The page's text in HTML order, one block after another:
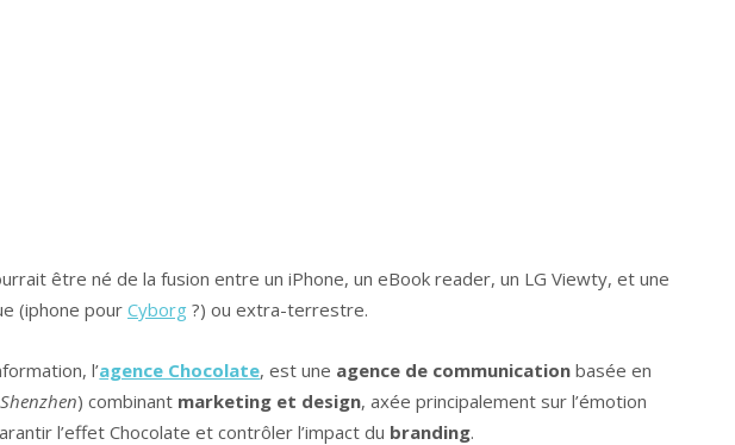
être né de la fusion entre un iPhone, un eBook reader, un LG Viewty, et une
(iphone pour Cyborg ?) ou extra-terrestre.
l’agence Chocolate, est une agence de communication basée en
Shenzhen) combinant marketing et design, axée principalement sur l’émotion
l’effet Chocolate et contrôler l’impact du branding.